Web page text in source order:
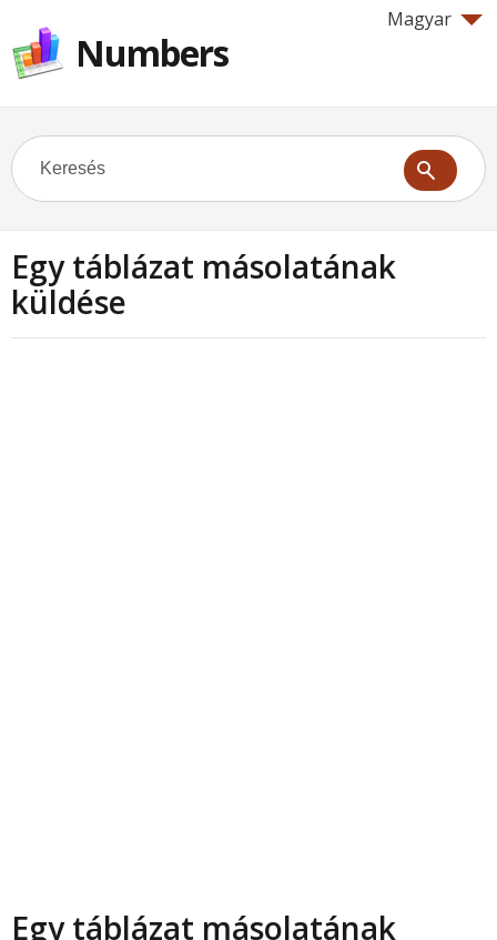
Magyar
Numbers
Egy táblázat másolatának
küldése
Egy táblázat másolatának